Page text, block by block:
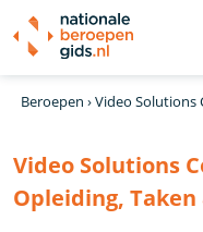
Beroepen ›Video Solutions
Video Solutions
Opleiding,